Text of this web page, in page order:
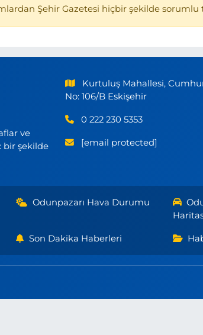
Şehir Gazetesi hiçbir şekilde
ve
bir şekilde
Kurtuluş Mahallesi,
No: 106/B Eskişehir
0 222 230 5353
[email protected]
Odunpazarı Hava Durumu
Son Dakika Haberleri